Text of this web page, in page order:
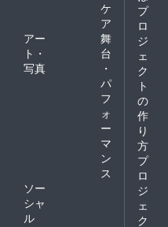
ケ
ア
アー
ト・
写真
舞
台
・
パ
フ
ォ
ー
マ
ン
ス
ソー
シャ
ル
プ
ロ
ジ
ェ
ク
ト
の
作
り
方
プ
ロ
ジ
ェ
ク